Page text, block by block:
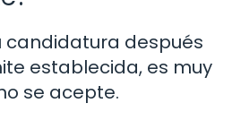
candidatura después
establecida, es muy
se acepte.